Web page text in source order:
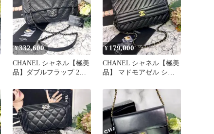
¥332,600
CHANEL シャネル【極美
品】ダブルフラップ 2way
¥ 179,000
CHANEL シャネル【極美
品】 マドモアゼル ショ